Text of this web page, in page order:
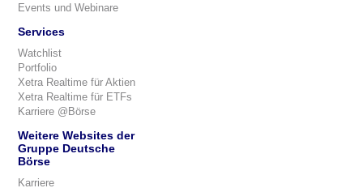
Events und Webinare
Services
Watchlist
Portfolio
Xetra Realtime für Aktien
Xetra Realtime für ETFs
Karriere @Börse
Weitere Websites der
Gruppe Deutsche
Börse
Karriere